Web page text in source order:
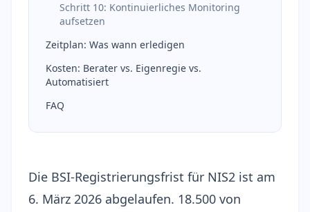
Schritt 10: Kontinuierliches Monitoring
aufsetzen
Zeitplan: Was wann erledigen
Kosten: Berater vs. Eigenregie vs.
Automatisiert
FAQ
Die BSI-Registrierungsfrist für NIS2 ist am
6. März 2026 abgelaufen. 18.500 von